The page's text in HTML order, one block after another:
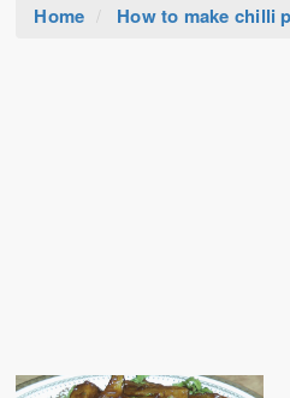
Home How to make chilli